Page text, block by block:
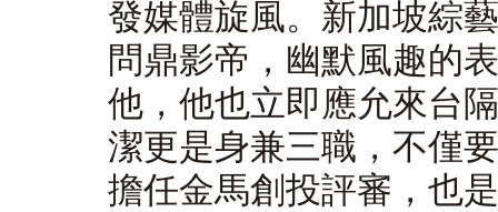
發媒體旋風。新加坡綜
問鼎影帝，幽默風趣的
他，他也立即應允來台
潔更是身兼三職，不僅
擔任金馬創投評審，也